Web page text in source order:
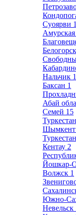
Суоярви 1
Амурская
Белогорск
Нальчик
Баксан 1
Абай
Семей 15
Шымкент
Туркестан
Кентау 2
Йошкар-
Волжск 1
Южно-
Невельск